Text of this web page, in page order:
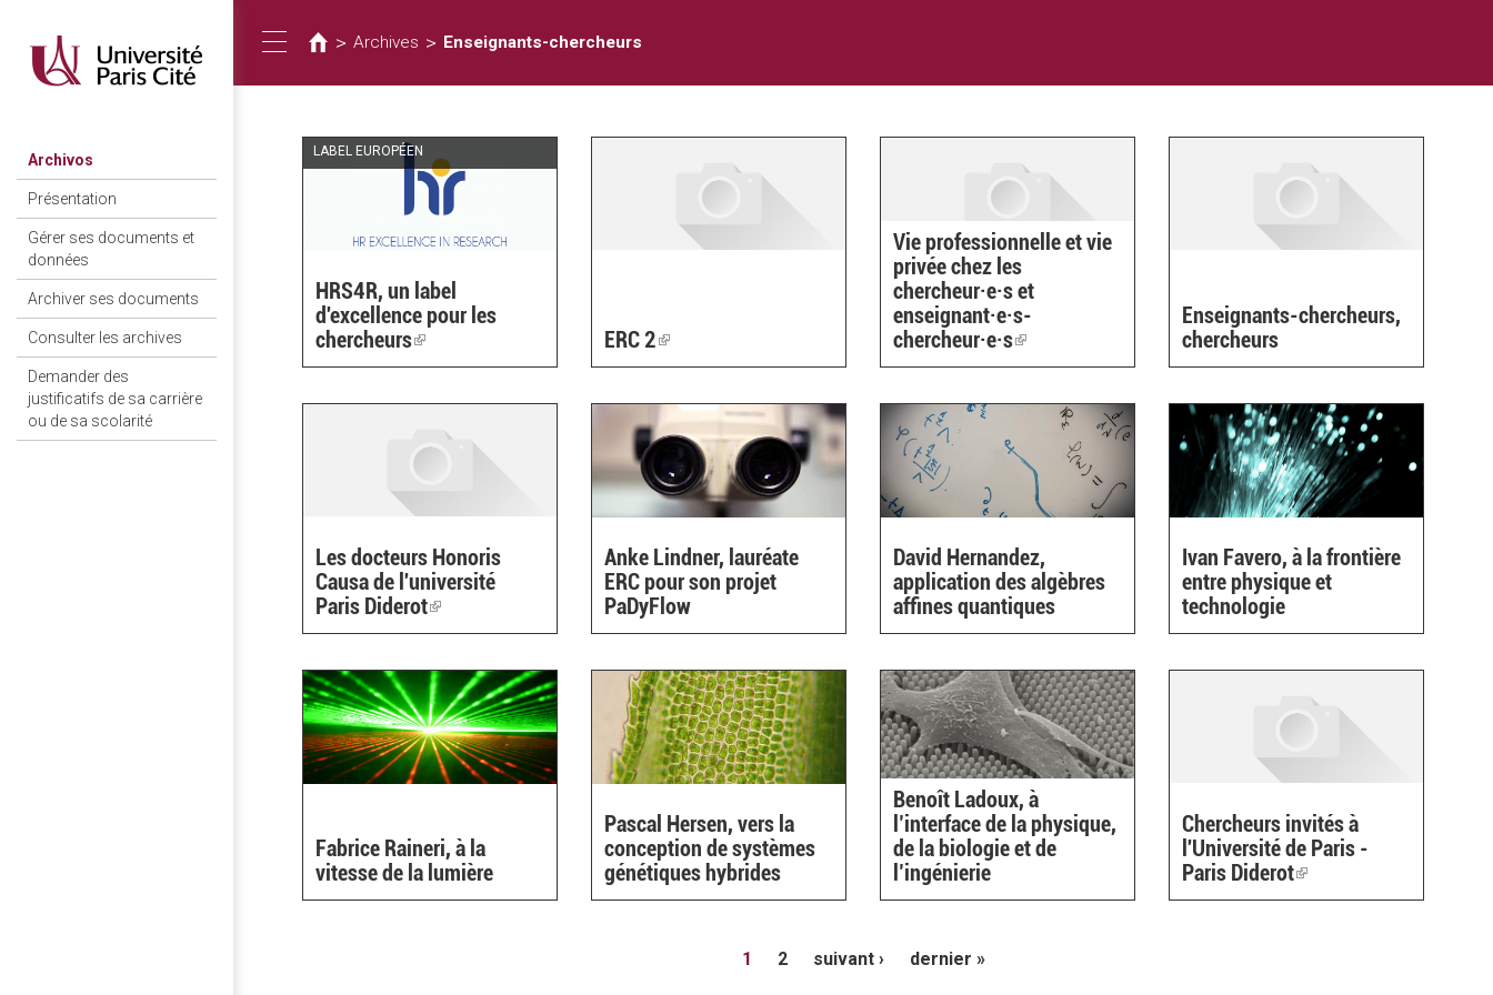
contenido
principal
Archivos
Présentation
Gérer ses documents et
données
Archiver ses documents
Consulter les archives
Demander des
justificatifs de sa carrière
ou de sa scolarité
Toggle
navigation
está
aquí
> Archives > Enseignants-chercheurs
LABEL EUROPÉEN
HRS4R, un label
d'excellence pour les
chercheurs(link
is
ERC 2(link
is
Vie professionnelle et vie
privée chez les
chercheur·e·s et
enseignant·e·s-
chercheur·e·s(link
is
Enseignants-chercheurs,
chercheurs
Les docteurs Honoris
Causa de l'université
Paris Diderot(link
is
Anke Lindner, lauréate
ERC pour son projet
PaDyFlow
David Hernandez,
application des algèbres
affines quantiques
Ivan Favero, à la frontière
entre physique et
technologie
Fabrice Raineri, à la
vitesse de la lumière
Pascal Hersen, vers la
conception de systèmes
génétiques hybrides
Benoît Ladoux, à
l’interface de la physique,
de la biologie et de
l’ingénierie
Chercheurs invités à
l'Université de Paris -
Paris Diderot(link
is
1 2 suivant › dernier »